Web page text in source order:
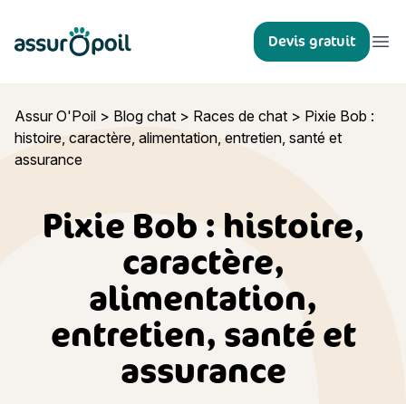
Assur O'Poil Devis gratuit
Assur O'Poil > Blog chat > Races de chat > Pixie Bob :
histoire, caractère, alimentation, entretien, santé et
assurance
Pixie Bob : histoire,
caractère,
alimentation,
entretien, santé et
assurance